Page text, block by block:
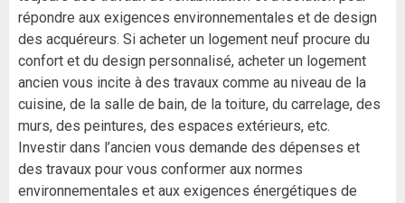
répondre aux exigences environnementales et de design
des acquéreurs. Si acheter un logement neuf procure du
confort et du design personnalisé, acheter un logement
ancien vous incite à des travaux comme au niveau de la
cuisine, de la salle de bain, de la toiture, du carrelage, des
murs, des peintures, des espaces extérieurs, etc.
Investir dans l’ancien vous demande des dépenses et
des travaux pour vous conformer aux normes
environnementales et aux exigences énergétiques de